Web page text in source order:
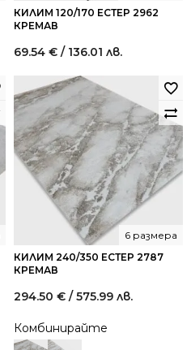
КИЛИМ 120/170 ЕСТЕР 2962
КРЕМАВ
69.54 € / 136.01 лв.
КИЛИМ 240/350 ЕСТЕР 2787
КРЕМАВ
6 размера
294.50 € / 575.99 лв.
Комбинирайте